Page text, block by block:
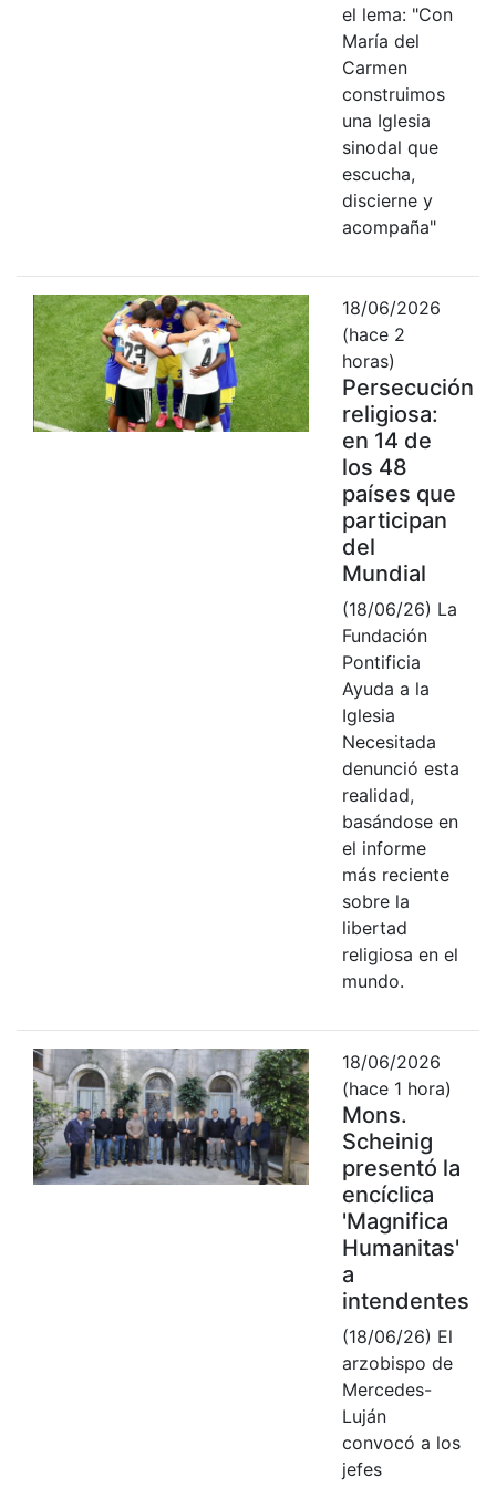
el lema: "Con
María del
Carmen
construimos
una Iglesia
sinodal que
escucha,
discierne y
acompaña"
18/06/2026
(hace 2
horas)
Persecución
religiosa:
en 14 de
los 48
países que
participan
del
Mundial
(18/06/26) La
Fundación
Pontificia
Ayuda a la
Iglesia
Necesitada
denunció esta
realidad,
basándose en
el informe
más reciente
sobre la
libertad
religiosa en el
mundo.
18/06/2026
(hace 1 hora)
Mons.
Scheinig
presentó la
encíclica
'Magnifica
Humanitas'
a
intendentes
(18/06/26) El
arzobispo de
Mercedes-
Luján
convocó a los
jefes